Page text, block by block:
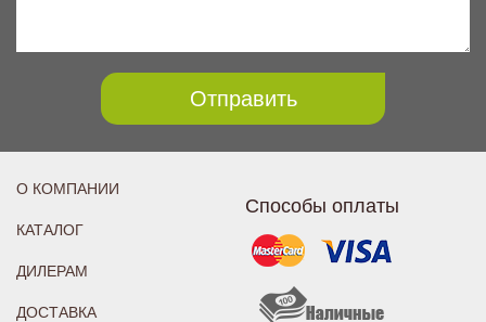
Отправить
О КОМПАНИИ
КАТАЛОГ
ДИЛЕРАМ
ДОСТАВКА
Способы оплаты